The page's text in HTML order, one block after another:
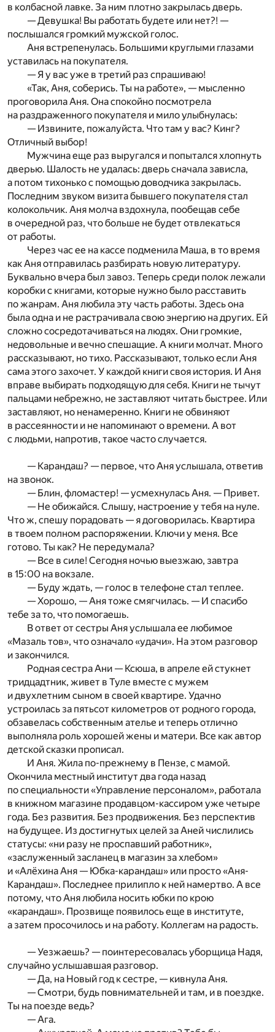
в колбасной лавке. За ним плотно закрылась дверь.
— Девушка! Вы работать будете или нет?! —
послышался громкий мужской голос.
Аня встрепенулась. Большими круглыми глазами
уставилась на покупателя.
— Я у вас уже в третий раз спрашиваю!
«Так, Аня, соберись. Ты на работе», — мысленно
проговорила Аня. Она спокойно посмотрела
на раздраженного покупателя и мило улыбнулась:
— Извините, пожалуйста. Что там у вас? Кинг?
Отличный выбор!
Мужчина еще раз выругался и попытался хлопнуть
дверью. Шалость не удалась: дверь сначала зависла,
а потом тихонько с помощью доводчика закрылась.
Последним звуком визита бывшего покупателя стал
колокольчик. Аня молча вздохнула, пообещав себе
в очередной раз, что больше не будет отвлекаться
от работы.
Через час ее на кассе подменила Маша, в то время
как Аня отправилась разбирать новую литературу.
Буквально вчера был завоз. Теперь среди полок лежали
коробки с книгами, которые нужно было расставить
по жанрам. Аня любила эту часть работы. Здесь она
была одна и не растрачивала свою энергию на других. Ей
сложно сосредотачиваться на людях. Они громкие,
недовольные и вечно спешащие. А книги молчат. Много
рассказывают, но тихо. Рассказывают, только если Аня
сама этого захочет. У каждой книги своя история. И Аня
вправе выбирать подходящую для себя. Книги не тычут
пальцами небрежно, не заставляют читать быстрее. Или
заставляют, но ненамеренно. Книги не обвиняют
в рассеянности и не напоминают о времени. А вот
с людьми, напротив, такое часто случается.
— Карандаш? — первое, что Аня услышала, ответив
на звонок.
— Блин, фломастер! — усмехнулась Аня. — Привет.
— Не обижайся. Слышу, настроение у тебя на нуле.
Что ж, спешу порадовать — я договорилась. Квартира
в твоем полном распоряжении. Ключи у меня. Все
готово. Ты как? Не передумала?
— Все в силе! Сегодня ночью выезжаю, завтра
в 15:00 на вокзале.
— Буду ждать, — голос в телефоне стал теплее.
— Хорошо, — Аня тоже смягчилась. — И спасибо
тебе за то, что помогаешь.
В ответ от сестры Аня услышала ее любимое
«Мазаль тов», что означало «удачи». На этом разговор
и закончился.
Родная сестра Ани — Ксюша, в апреле ей стукнет
тридцадтник, живет в Туле вместе с мужем
и двухлетним сыном в своей квартире. Удачно
устроилась за пятьсот километров от родного города,
обзавелась собственным ателье и теперь отлично
выполняла роль хорошей жены и матери. Все как автор
детской сказки прописал.
И Аня. Жила по-прежнему в Пензе, с мамой.
Окончила местный институт два года назад
по специальности «Управление персоналом», работала
в книжном магазине продавцом-кассиром уже четыре
года. Без развития. Без продвижения. Без перспектив
на будущее. Из достигнутых целей за Аней числились
статусы: «ни разу не проспавший работник»,
«заслуженный засланец в магазин за хлебом»
и «Алёхина Аня — Юбка-карандаш» или просто «Аня-
Карандаш». Последнее прилипло к ней намертво. А все
потому, что Аня любила носить юбки по крою
«карандаш». Прозвище появилось еще в институте,
а затем просочилось и на работу. Коллегам на радость.
— Уезжаешь? — поинтересовалась уборщица Надя,
случайно услышавшая разговор.
— Да, на Новый год к сестре, — кивнула Аня.
— Смотри, будь повнимательней и там, и в поездке.
Ты на поезде ведь?
— Ага.